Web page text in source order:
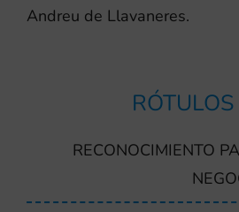
Andreu de Llavaneres.
RECONOCIMIENTO